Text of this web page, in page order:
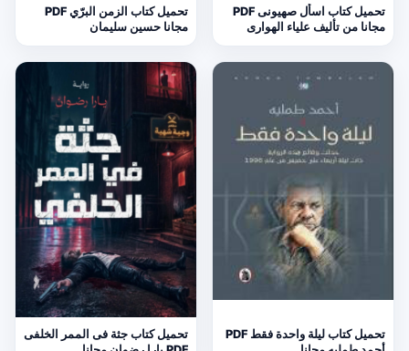
تحميل كتاب اسأل صهيونى PDF
مجانا من تأليف علياء الهوارى
تحميل كتاب الزمن البرّي PDF
مجانا حسين سليمان
تحميل كتاب ليلة واحدة فقط PDF
تحميل كتاب جثة فى الممر الخلفى